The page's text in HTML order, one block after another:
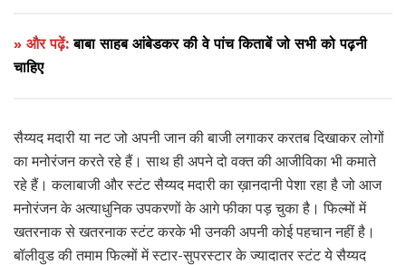
» और पढ़ें:बाबा साहब आंबेडकर की वे पांच किताबें जो सभी को पढ़नी
चाहिए
सैय्यद मदारी या नट जो अपनी जान की बाजी लगाकर करतब दिखाकर लोगों
का मनोरंजन करते रहे हैं। साथ ही अपने दो वक्त की आजीविका भी कमाते
रहे हैं। कलाबाजी और स्टंट सैय्यद मदारी का ख़ानदानी पेशा रहा है जो आज
मनोरंजन के अत्याधुनिक उपकरणों के आगे फीका पड़ चुका है। फिल्मों में
खतरनाक से खतरनाक स्टंट करके भी उनकी अपनी कोई पहचान नहीं है।
बॉलीवुड की तमाम फिल्मों में स्टार-सुपरस्टार के ज्यादातर स्टंट ये सैय्यद